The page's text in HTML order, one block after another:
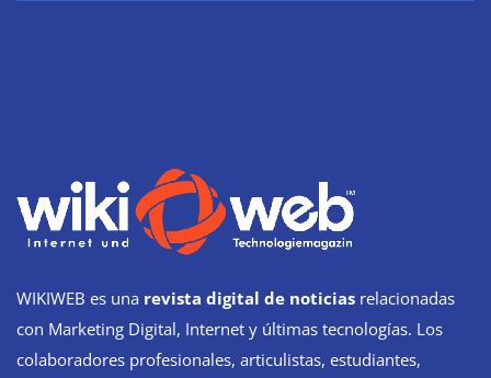
WIKIWEB es una revista digital de noticias relacionadas
con Marketing Digital, Internet y últimas tecnologías. Los
colaboradores profesionales, articulistas, estudiantes,